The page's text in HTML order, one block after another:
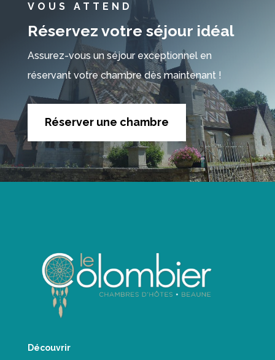
VOUS ATTEND
Réservez votre séjour idéal
Assurez-vous un séjour exceptionnel en
réservant votre chambre dès maintenant !
Réserver une chambre
Découvrir